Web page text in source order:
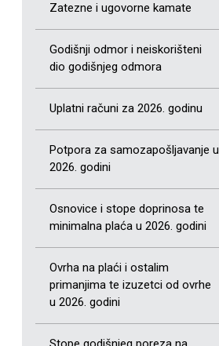
Zatezne i ugovorne kamate
Godišnji odmor i neiskorišteni
dio godišnjeg odmora
Uplatni računi za 2026. godinu
Potpora za samozapošljavanje u
2026. godini
Osnovice i stope doprinosa te
minimalna plaća u 2026. godini
Ovrha na plaći i ostalim
primanjima te izuzetci od ovrhe
u 2026. godini